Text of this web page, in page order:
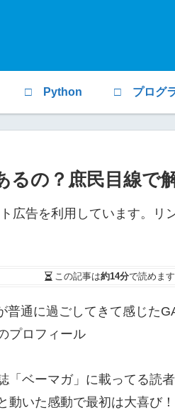
□ Python □ プログ
の？庶民目線で
広告を利用しています。リ
この記事は約14分で読めます
通に過ごしてきて感じた
プロフィール
「ベーマガ」に載ってる読
動いた感動で最初は大喜び